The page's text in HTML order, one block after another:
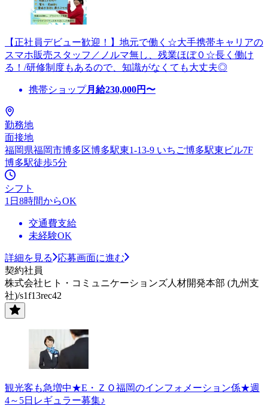
【正社員デビュー歓迎！】地元で働く☆大手携帯キャリアの
スマホ販売スタッフ／ノルマ無し、残業ほぼ０☆長く働け
る！/研修制度もあるので、知識がなくても大丈夫◎
携帯ショップ月給230,000円〜
勤務地
面接地
福岡県福岡市博多区博多駅東1-13-9 いちご博多駅東ビル7F
博多駅徒歩5分
シフト
1日8時間からOK
交通費支給
未経験OK
詳細を見る
応募画面に進む
契約社員
株式会社ヒト・コミュニケーションズ人材開発本部 (九州支
社)/s1f13rec42
観光客も急増中★E・ＺＯ福岡のインフォメーション係★週
4～5日レギュラー募集♪